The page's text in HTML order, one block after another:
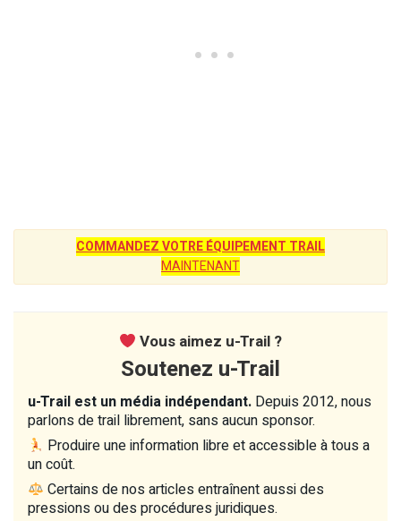
COMMANDEZ VOTRE ÉQUIPEMENT TRAIL
MAINTENANT
Vous aimez u-Trail ?
Soutenez u-Trail
u-Trail est un média indépendant. Depuis 2012, nous
parlons de trail librement, sans aucun sponsor.
Produire une information libre et accessible à tous a
un coût.
Certains de nos articles entraînent aussi des
pressions ou des procédures juridiques.